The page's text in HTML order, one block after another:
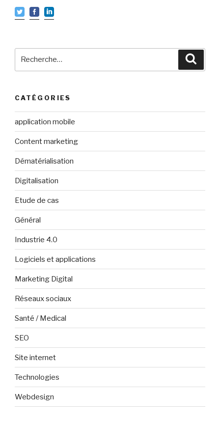
CATÉGORIES
application mobile
Content marketing
Dématérialisation
Digitalisation
Etude de cas
Général
Industrie 4.0
Logiciels et applications
Marketing Digital
Réseaux sociaux
Santé / Medical
SEO
Site internet
Technologies
Webdesign